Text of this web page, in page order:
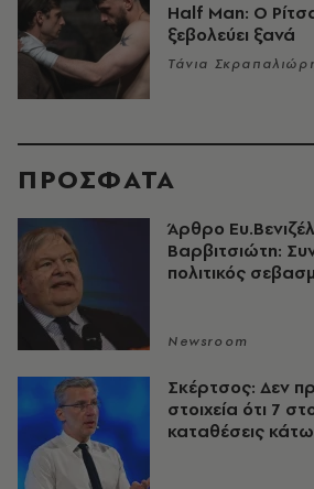
Half Man: Ο
ξεβολεύει ξανά
Τάνια
ΠΡΟΣΦΑΤΑ
Άρθρο
Βαρβιτσιώτη:
πολιτικός
Newsroom
Σκέρτσος: Δεν
στοιχεία ότι 7
καταθέσεις